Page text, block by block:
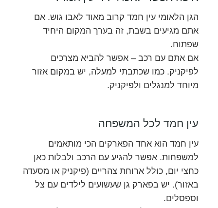
הגן הלאומי עין חמד קרוב מאוד לאבו גוש. אם
אתם מגיעים בשבת, זה בערך המקום היחיד
שפתוח.
אם אתם עם רכב – אפשר להביא מצרכים
לפיקניק. כמו שכתבתי למעלה, יש במקום אזור
מיוחד למנגלים ולפיקניק.
עין חמד לכל המשפחה
עין חמד הוא אחד הפארקים הכי מותאמים
למשפחות. אפשר להגיע עם הרכב ולבלות כאן
כחצי יום, כולל ארוחת צהריים (פיקניק או מסעדה
באזור). יש בפארק גן שעשועים לילדים עם צל
וספסלים.